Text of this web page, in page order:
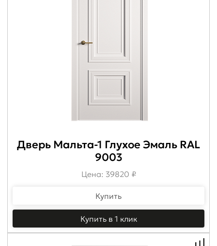
Дверь Мальта-1 Глухое Эмаль RAL
9003
Цена: 39820 ₽
Купить
Купить в 1 клик